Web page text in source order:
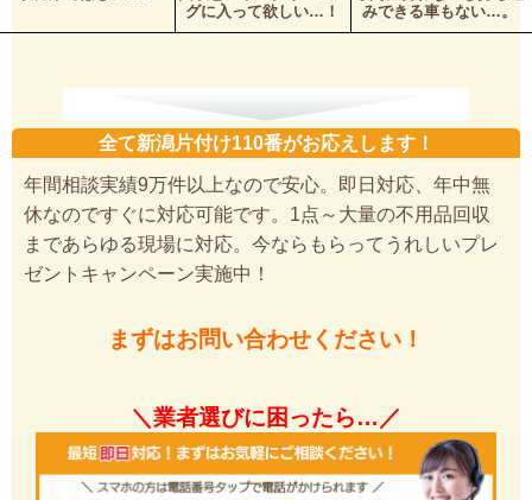
グに入って欲しい…！
みできる車もない…。
全て新潟片付け110番がお応えします！
年間相談実績9万件以上なので安心。即日対応、年中無
休なのですぐに対応可能です。1点～大量の不用品回収
まであらゆる現場に対応。今ならもらってうれしいプレ
ゼントキャンペーン実施中！
まずはお問い合わせください！
＼業者選びに困ったら…／